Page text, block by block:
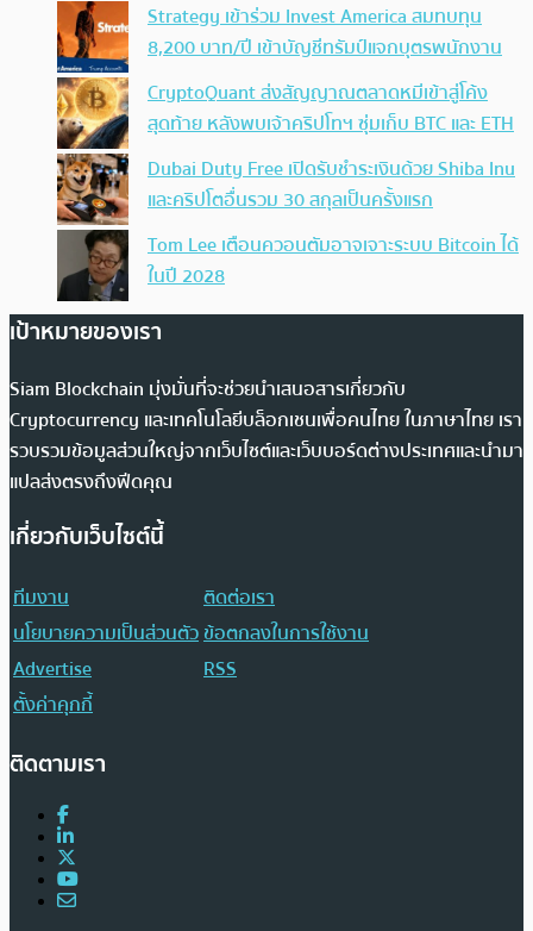
Strategy เข้าร่วม Invest America สมทบทุน
8,200 บาท/ปี เข้าบัญชีทรัมป์แจกบุตรพนักงาน
CryptoQuant ส่งสัญญาณตลาดหมีเข้าสู่โค้ง
สุดท้าย หลังพบเจ้าคริปโทฯ ซุ่มเก็บ BTC และ ETH
Dubai Duty Free เปิดรับชำระเงินด้วย Shiba Inu
และคริปโตอื่นรวม 30 สกุลเป็นครั้งแรก
Tom Lee เตือนควอนตัมอาจเจาะระบบ Bitcoin ได้
ในปี 2028
เป้าหมายของเรา
Siam Blockchain มุ่งมั่นที่จะช่วยนำเสนอสารเกี่ยวกับ
Cryptocurrency และเทคโนโลยีบล็อกเชนเพื่อคนไทย ในภาษาไทย เรา
รวบรวมข้อมูลส่วนใหญ่จากเว็บไซต์และเว็บบอร์ดต่างประเทศและนำมา
แปลส่งตรงถึงฟีดคุณ
เกี่ยวกับเว็บไซต์นี้
ทีมงาน
ติดต่อเรา
นโยบายความเป็นส่วนตัวข้อตกลงในการใช้งาน
Advertise
RSS
ตั้งค่าคุกกี้
ติดตามเรา